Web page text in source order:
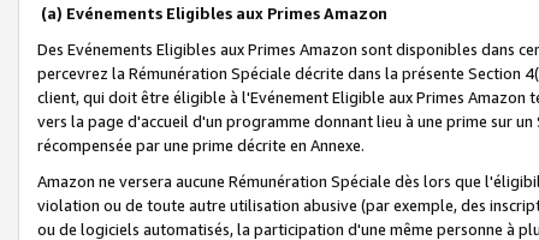
(a) Evénements Eligibles aux Primes Amazon
Des Evénements Eligibles aux Primes Amazon sont disponibles dans
percevrez la Rémunération Spéciale décrite dans la présente Section
client, qui doit être éligible à l'Evénement Eligible aux Primes Amazon
vers la page d'accueil d'un programme donnant lieu à une prime sur
récompensée par une prime décrite en Annexe.
Amazon ne versera aucune Rémunération Spéciale dès lors que
violation ou de toute autre utilisation abusive (par exemple, des
ou de logiciels automatisés, la participation d'une même personne à